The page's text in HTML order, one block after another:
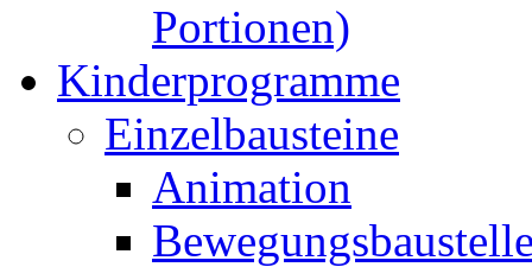
Portionen)
Kinderprogramme
Einzelbausteine
Animation